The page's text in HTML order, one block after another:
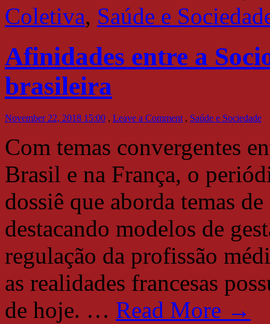
Coletiva, Saúde e
Afinidades entre a
brasileira
November 22, 2018 15:00 , Leave a Comment , Saúde e Sociedade
Com temas convergentes
Brasil e na França, o
dossiê que aborda temas
destacando modelos de
regulação da profissão
as realidades francesas
de hoje. … Read More →